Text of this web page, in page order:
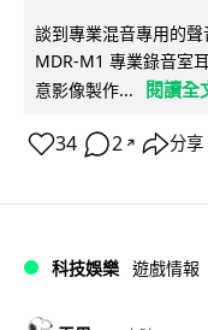
談到專業混音專用的
MDR-M1 專業錄音室
意影像製作...
閱讀全
34 2 ↗ 分享
科技娛樂 遊戲情報